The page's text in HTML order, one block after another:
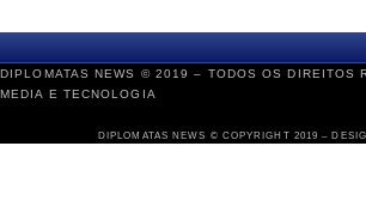
DIPLOMATAS NEWS © 2019 – TODOS OS DIREITOS
MEDIA E TECNOLOGIA
DIPLOMATAS NEWS © COPYRIGHT 2019 –